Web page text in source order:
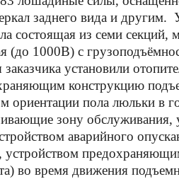
заднего вида и
состоящая из семи
(до 1000В) с
заказчика установили
конструкцию
ориентации пола люльки в
зону
аварийного
устройством
во время движения